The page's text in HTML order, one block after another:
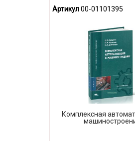
Артикул00-01101395
Комплексная